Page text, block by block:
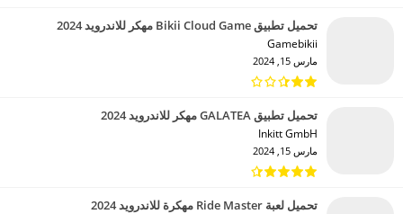
تحميل تطبيق Bikii Cloud Game مهكر للاندرويد 2024
Gamebikii‏
مارس 15, 2024
تحميل تطبيق GALATEA مهكر للاندرويد 2024
Inkitt GmbH‏
مارس 15, 2024
تحميل لعبة Ride Master مهكرة للاندرويد 2024